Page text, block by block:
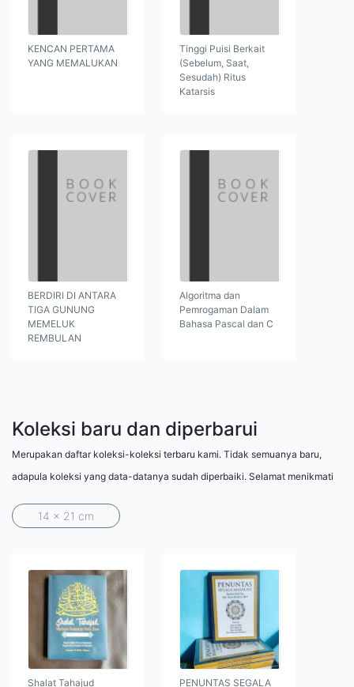
KENCAN PERTAMA
YANG MEMALUKAN
Tinggi Puisi Berkait
(Sebelum, Saat,
Sesudah) Ritus
Katarsis
BERDIRI DI ANTARA
TIGA GUNUNG
MEMELUK
REMBULAN
Algoritma dan
Pemrogaman Dalam
Bahasa Pascal dan C
Koleksi baru dan diperbarui
Merupakan daftar koleksi-koleksi terbaru kami. Tidak semuanya baru,
adapula koleksi yang data-datanya sudah diperbaiki. Selamat menikmati
14 x 21 cm
Shalat Tahajud PENUNTAS SEGALA